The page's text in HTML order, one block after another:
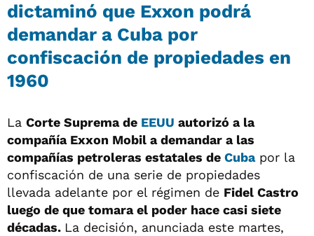
dictaminó que Exxon podrá
demandar a Cuba por
confiscación de propiedades en
1960
La Corte Suprema de EEUU autorizó a la
compañía Exxon Mobil a demandar a las
compañías petroleras estatales de Cubapor la
confiscación de una serie de propiedades
llevada adelante por el régimen de Fidel Castro
luego de que tomara el poder hace casi siete
décadas. La decisión, anunciada este martes,